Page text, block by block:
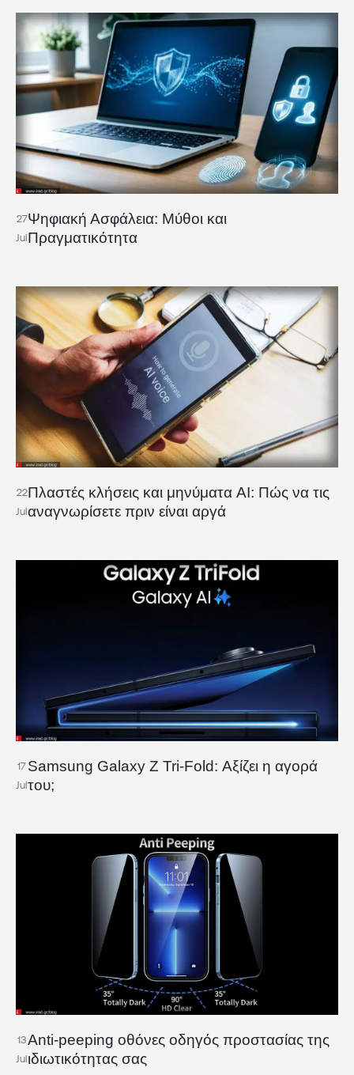
27
Jul
Ψηφιακή Ασφάλεια: Μύθοι και
Πραγματικότητα
22
Jul
Πλαστές κλήσεις και μηνύματα AI: Πώς να τις
αναγνωρίσετε πριν είναι αργά
17
Jul
Samsung Galaxy Z Tri-Fold: Αξίζει η αγορά
του;
13
Jul
Anti-peeping οθόνες οδηγός προστασίας της
ιδιωτικότητας σας